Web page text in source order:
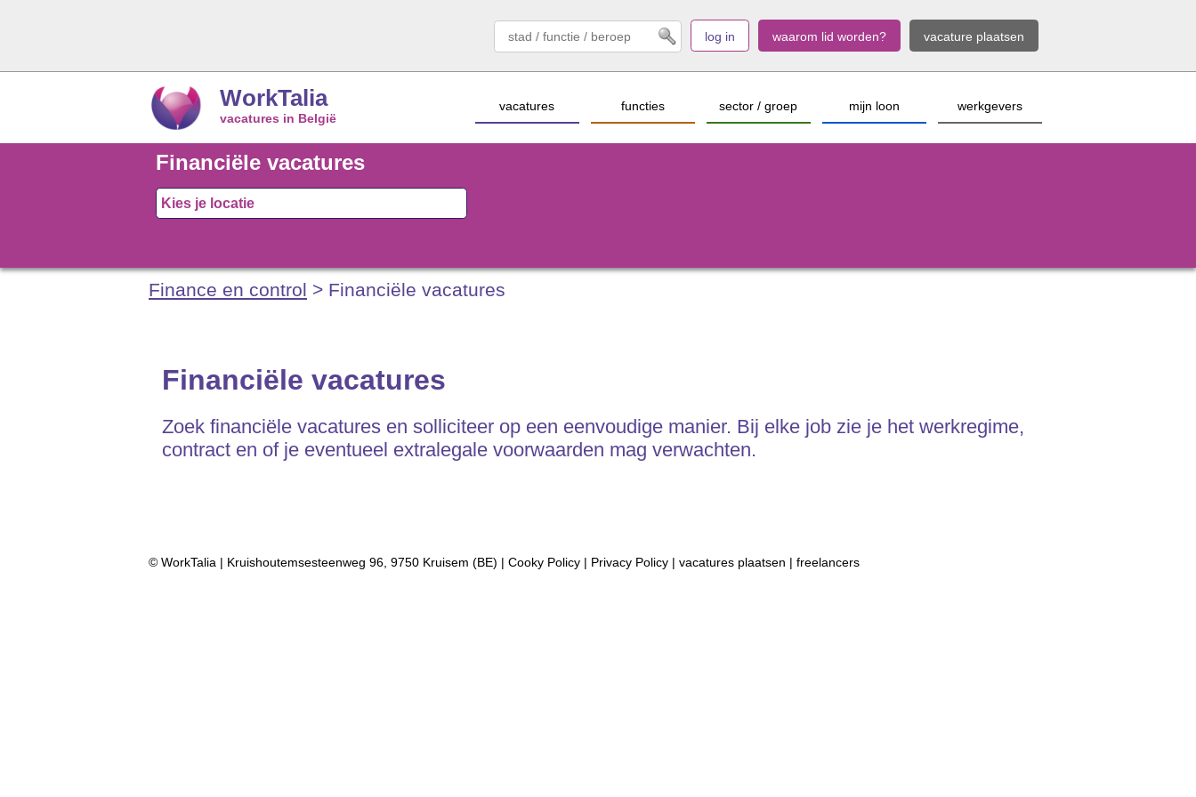
vacature plaatsen
waarom lid worden?
log in
WorkTalia
vacatures in België
werkgevers
mijn loon
sector / groep
functies
vacatures
Financiële vacatures
Finance en control > Financiële vacatures
Financiële vacatures
Zoek financiële vacatures en solliciteer op een eenvoudige manier. Bij elke job zie je het werkregime,
contract en of je eventueel extralegale voorwaarden mag verwachten.
© WorkTalia | Kruishoutemsesteenweg 96, 9750 Kruisem (BE) | Cooky Policy | Privacy Policy | vacatures plaatsen | freelancers